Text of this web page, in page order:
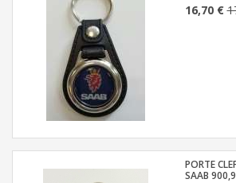
16,70 €
PORTE
SAAB